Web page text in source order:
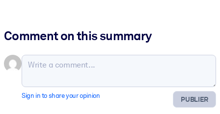
Comment on this summary
PUBLIER
Sign in to share your opinion